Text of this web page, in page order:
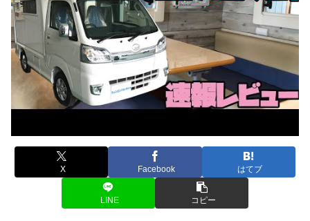
X Facebook はてブ
LINE コピー